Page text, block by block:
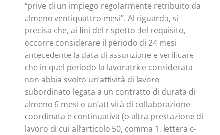
“prive di un impiego regolarmente retribuito da
almeno ventiquattro mesi”. Al riguardo, si
precisa che, ai fini del rispetto del requisito,
occorre considerare il periodo di 24 mesi
antecedente la data di assunzione e verificare
che in quel periodo la lavoratrice considerata
non abbia svolto un’attività di lavoro
subordinato legata a un contratto di durata di
almeno 6 mesi o un’attività di collaborazione
coordinata e continuativa (o altra prestazione di
lavoro di cui all’articolo 50, comma 1, lettera c-